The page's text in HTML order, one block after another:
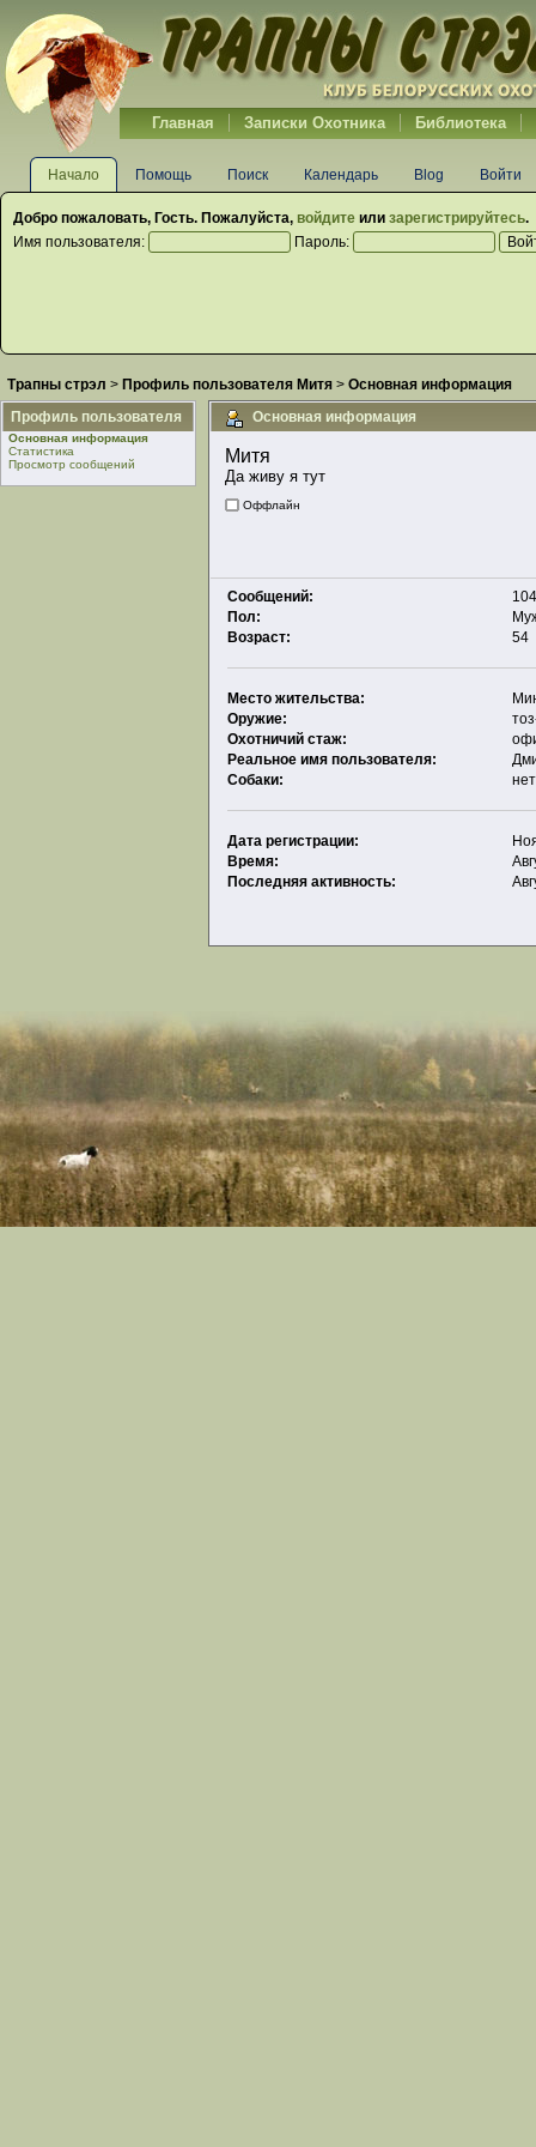
Главная Записки Охотника Библиотека
Начало Помощь Поиск Календарь Blog Войти
Добро пожаловать, Гость. Пожалуйста, войдите или зарегистрируйтесь.
Имя пользователя:
Пароль:
Трапны стрэл > Профиль пользователя Митя > Основная информация
Профиль пользователя
Основная информация
Статистика
Просмотр сообщений
Основная информация
Митя
Да живу я тут
Оффлайн
Сообщений:
Пол:
Возраст:
54
Место жительства:
Оружие:
Охотничий стаж:
Реальное имя пользователя:
Собаки:
нет
Дата регистрации:
Время:
Последняя активность: